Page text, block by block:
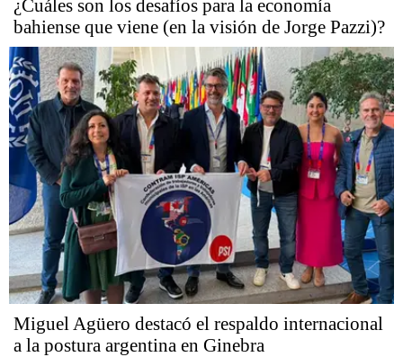
¿Cuáles son los desafíos para la economía
bahiense que viene (en la visión de Jorge Pazzi)?
Miguel Agüero destacó el respaldo internacional
a la postura argentina en Ginebra